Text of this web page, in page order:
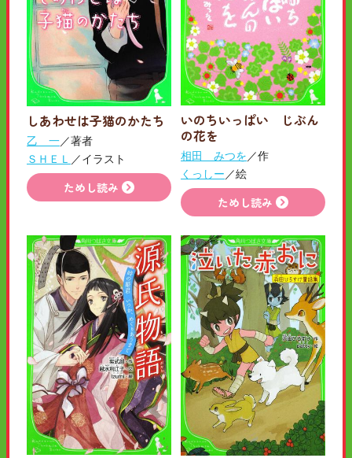
しあわせは子猫のかたち
乙 一／著者
ＳＨＥＬ
／イラスト
ためし読み
いのちいっぱい じぶん
の花を
相田 みつを ／作
くっしー ／絵
ためし読み